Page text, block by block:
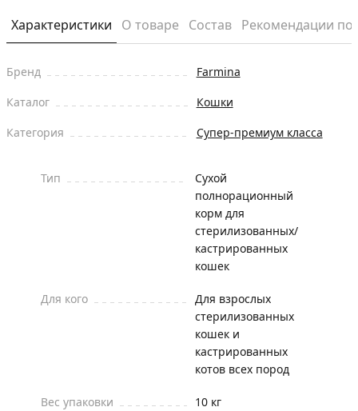
Характеристики О товаре Состав Рекомендации
Бренд
Farmina
Каталог
Кошки
Категория
Супер-премиум класса
Тип
Сухой
полнорационный
корм для
стерилизованных/
кастрированных
кошек
Для кого
Для взрослых
стерилизованных
кошек и
кастрированных
котов всех пород
Вес упаковки 10 кг